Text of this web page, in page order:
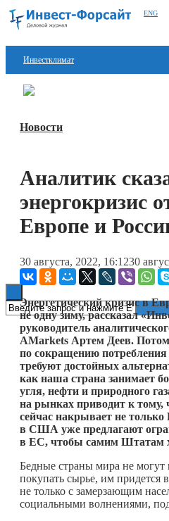
ENG
Инвестклимат
Финансы
Стартапы
Технологии
ESG
Книги
Новости
Аналитик
энергокризис
Европе и
30 августа, 2022, 16:1230
Энергетический кризис в
не одну зиму, рассказал
руководитель
AMarkets Артем Деев.
по сокращению
требуют достойных
как наша страна занимает
угля, нефти и природного
на рынках приводит к тому,
сейчас накрывает не
в США уже предлагают
в ЕС, чтобы самим Штатам
Бедные страны мира не
покупать сырье, им придется
не только с замерзающим
социальными волнениями,